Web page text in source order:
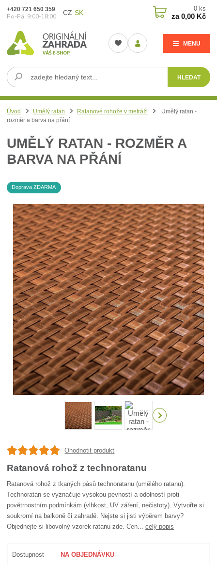
CZ SK
MENU
HLEDAT
+420 721 650 359
Po-Pá: 9:00-18:00
0 ks
za0,00 Kč
Úvod Umělý ratan Ratanové rohože v metráži
Umělý ratan -
rozměr a barva na přání
UMĚLÝ RATAN - ROZMĚR A
BARVA NA PŘÁNÍ
Doprava ZDARMA
Ohodnotit produkt
Ratanová rohož z technoratanu
Ratanová rohož z tkaných pásů technoratanu (umělého ratanu).
Technoratan se vyznačuje vysokou pevností a odolností proti
povětrnostním podmínkám (vlhkost, UV záření, nečistoty). Vytvořte si
soukromí na balkoně či zahradě. Nejste si jisti výběrem barvy?
Objednejte si libovolný vzorek ratanu zde. Cen...celý popis
Dostupnost NA OBJEDNÁVKU